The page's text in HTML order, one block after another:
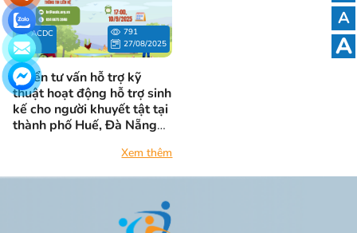
ACDC
791
27/08/2025
Tuyển tư vấn hỗ trợ kỹ
thuật hoạt động hỗ trợ sinh
kế cho người khuyết tật tại
thành phố Huế, Đà Nẵng
Xem thêm
A
A